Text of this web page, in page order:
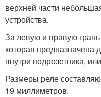
верхней части
устройства.
За левую и правую грань
которая предназначена
внутри подрозетника,
Размеры реле
19 миллиметров.